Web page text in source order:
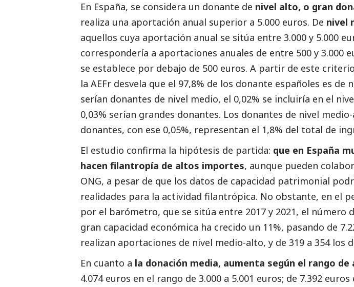
En España, se considera un donante de nivel alto, o gran
realiza una aportación anual superior a 5.000 euros. De nivel
aquellos cuya aportación anual se sitúa entre 3.000 y 5.000
correspondería a aportaciones anuales de entre 500 y 3.000
se establece por debajo de 500 euros. A partir de este
la AEFr desvela que el 97,8% de los donante españoles es de
serían donantes de nivel medio, el 0,02% se incluiría en el
0,03% serían grandes donantes. Los donantes de nivel
donantes, con ese 0,05%, representan el 1,8% del total de
El estudio confirma la hipótesis de partida: que en España
hacen filantropía de altos importes, aunque pueden
ONG, a pesar de que los datos de capacidad patrimonial
realidades para la actividad filantrópica. No obstante, en el
por el barómetro, que se sitúa entre 2017 y 2021, el número
gran capacidad económica ha crecido un 11%, pasando de
realizan aportaciones de nivel medio-alto, y de 319 a 354 los
En cuanto a la donación media, aumenta según el rango
4.074 euros en el rango de 3.000 a 5.001 euros; de 7.392